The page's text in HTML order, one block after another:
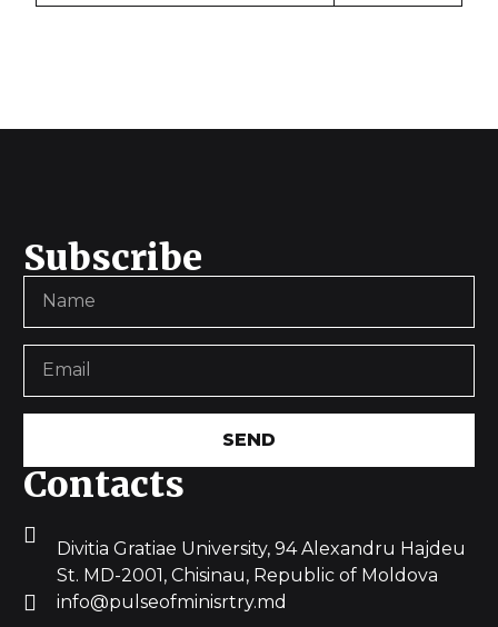
Contacts
Divitia Gratiae University, 94 Alexandru Hajdeu
St. MD-2001, Chisinau, Republic of Moldova
info@pulseofminisrtry.md
Subscribe
SEND